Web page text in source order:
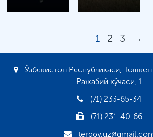
1 2 3 →
Ўзбекистон Республикаси,
Ражабий кўчаси, 1
(71) 233-65-34
(71) 231-40-66